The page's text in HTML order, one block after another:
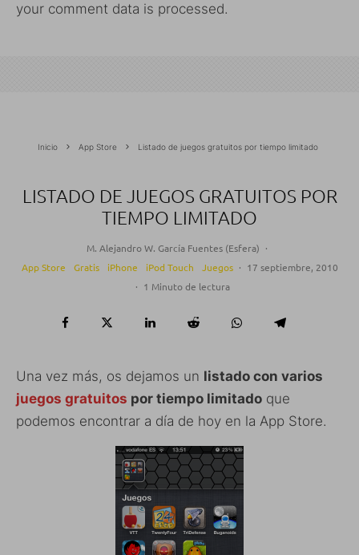
your comment data is processed.
Inicio App Store Listado de juegos gratuitos por tiempo limitado
LISTADO DE JUEGOS GRATUITOS POR
TIEMPO LIMITADO
M. Alejandro W. García Fuentes (Esfera) ·
App Store
Gratis iPhone iPod Touch Juegos · 17 septiembre, 2010
· 1 Minuto de lectura
Una vez más, os dejamos un listado con varios
juegos gratuitos por tiempo limitado que
podemos encontrar a día de hoy en la App Store.